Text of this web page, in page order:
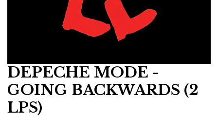
DEPECHE MODE -
GOING BACKWARDS (2
LPS)